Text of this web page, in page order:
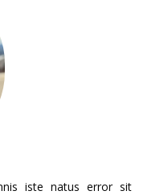
iste natus error sit